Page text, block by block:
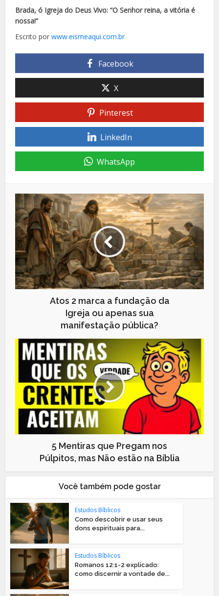
Brada, ó Igreja do Deus Vivo: “O Senhor reina, a vitória é
nossa!”
Escrito porwww.eismeaqui.com.br
Facebook
X
Pinterest
LinkedIn
WhatsApp
Atos 2 marca a fundação da
Igreja ou apenas sua
manifestação pública?
5 Mentiras que Pregam nos
Púlpitos, mas Não estão na Bíblia
Você também pode gostar
Estudos Bíblicos
Como descobrir e usar seus
dons espirituais para...
Estudos Bíblicos
Romanos 12:1-2 explicado:
como discernir a vontade de...